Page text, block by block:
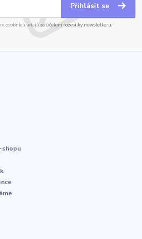
Přihlásit se
osobních údajůza účelem rozesílky newsletteru.
shopu